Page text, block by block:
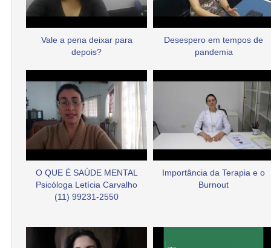
Vale a pena deixar para
depois?
Desespero em tempos de
pandemia
O QUE É SAÚDE MENTAL
Psicóloga Letícia Carvalho
(11) 99231-2550
Importância da Terapia e o
Burnout